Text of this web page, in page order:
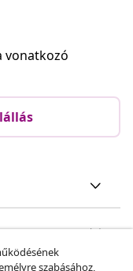
vonatkozó
szabásához,